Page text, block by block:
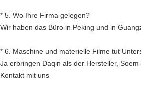
* 5. Wo Ihre Firma gelegen?
Wir haben das Büro in Peking und in
* 6. Maschine und materielle Filme tut
Ja erbringen Daqin als der Hersteller,
Kontakt mit uns